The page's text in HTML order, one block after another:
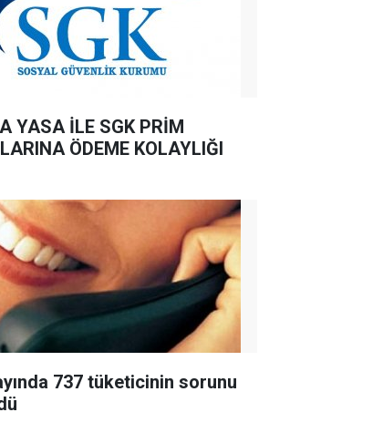
YASA İLE SGK PRİM
ÖDEME KOLAYLIĞI
737 tüketicinin sorunu